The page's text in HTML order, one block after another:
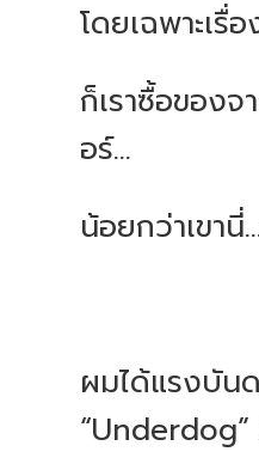
โดยเฉพาะเรื่
ก็เราซื้อของ
อร์...
น้อยกว่าเขานี่
ผมได้แรงบัน
“Underdog”